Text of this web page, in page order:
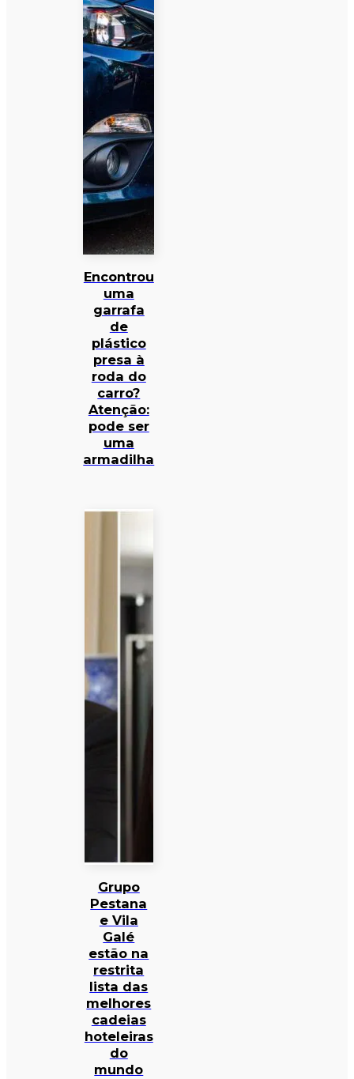
Encontrou
uma
garrafa
de
plástico
presa à
roda do
carro?
Atenção:
pode ser
uma
armadilha
Grupo
Pestana
e Vila
Galé
estão na
restrita
lista das
melhores
cadeias
hoteleiras
do
mundo